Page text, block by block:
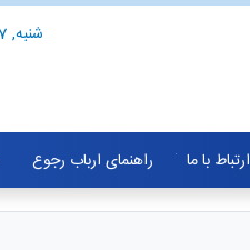
شنبه, 17 مرداد 1405
ارتباط با ما راهنمای ارباب رجوع